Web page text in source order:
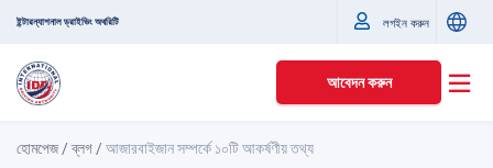
ইন্টারন্যাশনাল ড্রাইভিং অথরিটি লগইন করুন
আবেদন করুন
হোমপেজ/ব্লগ /আজারবাইজান সম্পর্কে ১০টি আকর্ষণীয় তথ্য